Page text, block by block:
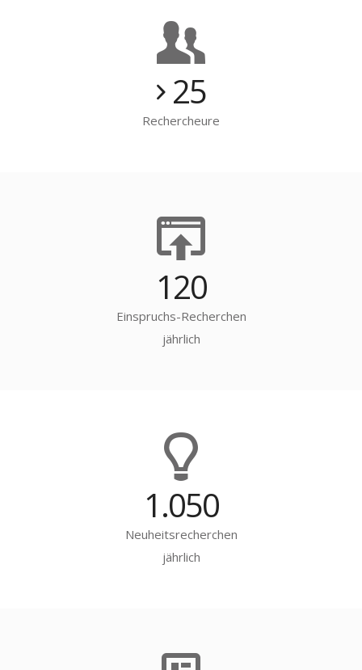
25
Rechercheure
120
Einspruchs-Recherchen
jährlich
1.050
Neuheitsrecherchen
jährlich